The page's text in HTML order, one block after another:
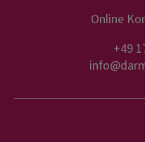
Online
+49